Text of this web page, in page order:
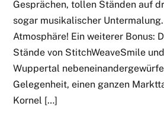
Gesprächen, tollen Ständen auf
sogar musikalischer
Atmosphäre! Ein weiterer Bonus:
Stände von StitchWeaveSmile
Wuppertal
Gelegenheit, einen ganzen
Kornel […]